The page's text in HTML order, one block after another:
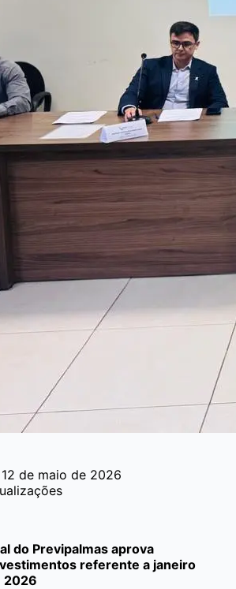
de maio de 2026
do Previpalmas aprova
referente a janeiro
2026